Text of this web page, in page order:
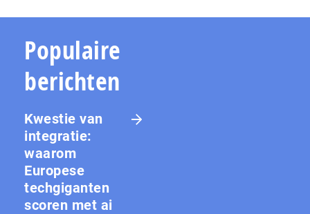
Populaire
berichten
Kwestie van
integratie:
waarom
Europese
techgiganten
scoren met ai